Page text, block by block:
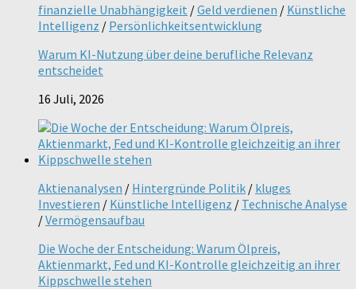
finanzielle Unabhängigkeit /Geld verdienen / Künstliche
Intelligenz / Persönlichkeitsentwicklung
Warum KI-Nutzung über deine berufliche Relevanz
entscheidet
16 Juli, 2026
Aktienanalysen / Hintergründe Politik / kluges
Investieren / Künstliche Intelligenz / Technische Analyse
/Vermögensaufbau
Die Woche der Entscheidung: Warum Ölpreis,
Aktienmarkt, Fed und KI-Kontrolle gleichzeitig an ihrer
Kippschwelle stehen